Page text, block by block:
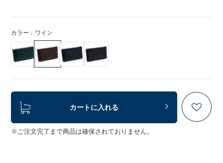
カラー：ワイン
カートに入れる
※ご注文完了まで商品は確保されておりません。